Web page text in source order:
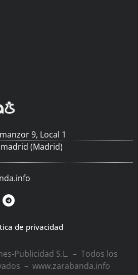
9, Local 1
(Madrid)
de privacidad
Publicidad S.L. – Todos los
– www.zarabanda.info